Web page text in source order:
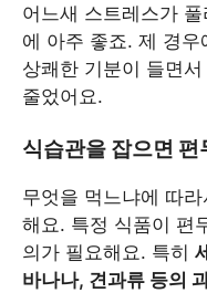
어느새 스트레스가
에 아주 좋죠. 제 경
상쾌한 기분이 들면
줄었어요.
식습관을 잡으면
무엇을 먹느냐에 따
해요. 특정 식품이 편
의가 필요해요. 특히
바나나, 견과류 등의